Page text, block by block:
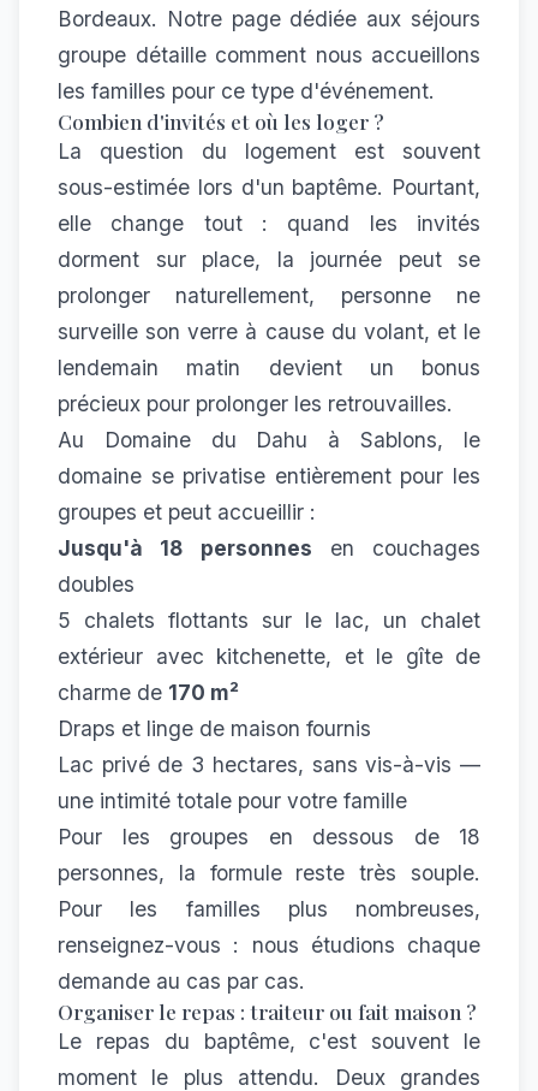
Bordeaux. Notre page dédiée aux séjours
groupe détaille comment nous accueillons
les familles pour ce type d'événement.
Combien d'invités et où les loger ?
La question du logement est souvent
sous-estimée lors d'un baptême. Pourtant,
elle change tout : quand les invités
dorment sur place, la journée peut se
prolonger naturellement, personne ne
surveille son verre à cause du volant, et le
lendemain matin devient un bonus
précieux pour prolonger les retrouvailles.
Au Domaine du Dahu à Sablons, le
domaine se privatise entièrement pour les
groupes et peut accueillir :
Jusqu'à 18 personnes en couchages
doubles
5 chalets flottants sur le lac, un chalet
extérieur avec kitchenette, et le gîte de
charme de 170 m²
Draps et linge de maison fournis
Lac privé de 3 hectares, sans vis-à-vis —
une intimité totale pour votre famille
Pour les groupes en dessous de 18
personnes, la formule reste très souple.
Pour les familles plus nombreuses,
renseignez-vous : nous étudions chaque
demande au cas par cas.
Organiser le repas : traiteur ou fait maison ?
Le repas du baptême, c'est souvent le
moment le plus attendu. Deux grandes